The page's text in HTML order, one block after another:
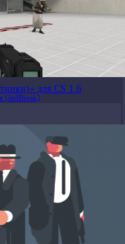
для CS 1.6
[JailBreak]